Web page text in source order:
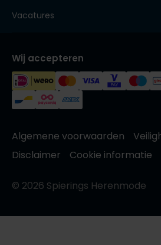
Vacatures
Wij accepteren
Algemene voorwaarden
Disclaimer
Cookie informatie
© 2026 Spierings Herenmode